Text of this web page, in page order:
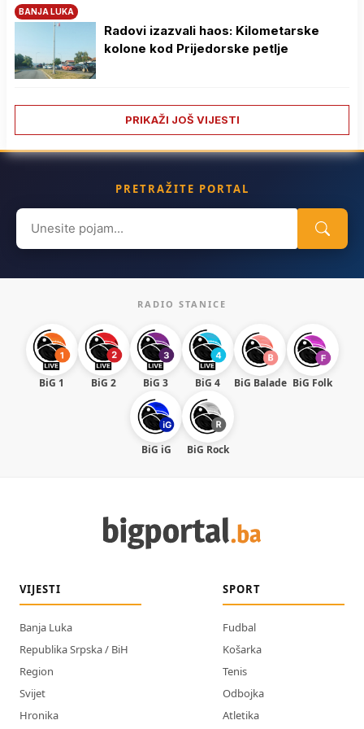
BANJA LUKA
Radovi izazvali haos: Kilometarske
kolone kod Prijedorske petlje
PRIKAŽI JOŠ VIJESTI
PRETRAŽITE PORTAL
Search
for:
RADIO STANICE
BiG 1 BiG 2 BiG 3 BiG 4 BiG Balade BiG Folk
BiG iG BiG Rock
VIJESTI
Banja Luka
Republika Srpska / BiH
Region
Svijet
Hronika
SPORT
Fudbal
Košarka
Tenis
Odbojka
Atletika